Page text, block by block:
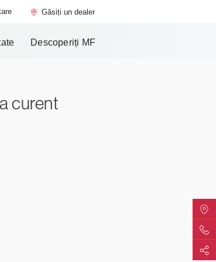
Găsiți un dealer
Descoperiți MF
MF Care
curent